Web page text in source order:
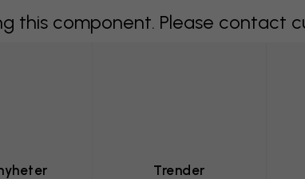
this component. Please contact
Trender